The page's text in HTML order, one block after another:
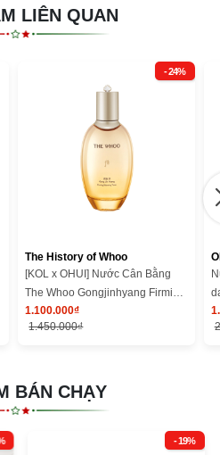
LIÊN QUAN
- 24%
The History of Whoo
[KOL x OHUI] Nước Cân Bằng
The Whoo Gongjinhyang Firming
Balancing Toner
1.100.000₫
1.450.000₫
BÁN CHẠY
- 19%